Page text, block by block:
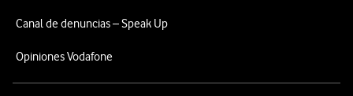
Canal de denuncias – Speak Up
Opiniones Vodafone